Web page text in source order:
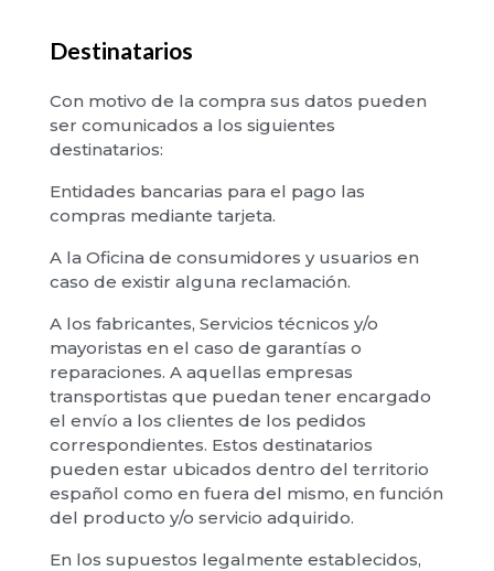
Destinatarios
Con motivo de la compra sus datos pueden
ser comunicados a los siguientes
destinatarios:
Entidades bancarias para el pago las
compras mediante tarjeta.
A la Oficina de consumidores y usuarios en
caso de existir alguna reclamación.
A los fabricantes, Servicios técnicos y/o
mayoristas en el caso de garantías o
reparaciones. A aquellas empresas
transportistas que puedan tener encargado
el envío a los clientes de los pedidos
correspondientes. Estos destinatarios
pueden estar ubicados dentro del territorio
español como en fuera del mismo, en función
del producto y/o servicio adquirido.
En los supuestos legalmente establecidos,